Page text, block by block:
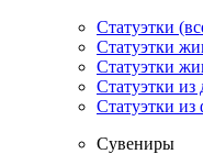
Статуэтки
Статуэтки
Статуэтки
Статуэтки из
Статуэтки из
Сувениры